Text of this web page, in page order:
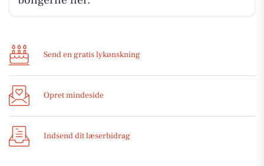
Send en gratis lykønskning
Opret mindeside
Indsend dit læserbidrag